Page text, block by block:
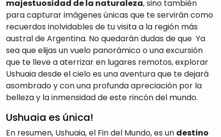
majestuosidad de la naturaleza, sino también
para capturar imágenes únicas que te servirán como
recuerdos inolvidables de tu visita a la región más
austral de Argentina. No quedarán dudas de que Ya
sea que elijas un vuelo panorámico o una excursión
que te lleve a aterrizar en lugares remotos, explorar
Ushuaia desde el cielo es una aventura que te dejará
asombrado y con una profunda apreciación por la
belleza y la inmensidad de este rincón del mundo.
Ushuaia es única!
En resumen, Ushuaia, el Fin del Mundo, es un destino